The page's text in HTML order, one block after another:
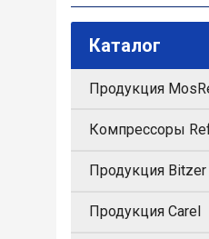
Каталог
Продукция
Компрессоры
Продукция Bitzer
Продукция Carel